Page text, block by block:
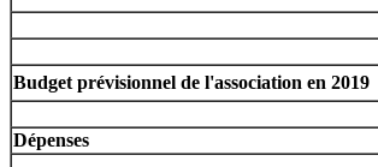
Budget prévisionnel de l'association en 2019
Dépenses